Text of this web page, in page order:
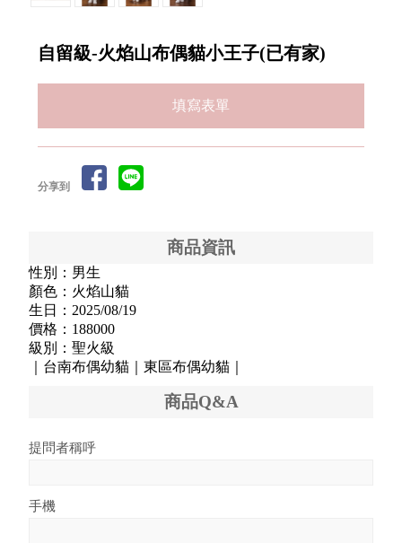
自留級-火焰山布偶貓小王子(已有家)
填寫表單
分享到
商品資訊
性別：男生
顏色：火焰山貓
生日：2025/08/19
價格：188000
級別：聖火級
｜台南布偶幼貓｜東區布偶幼貓｜
商品Q&A
提問者稱呼
手機